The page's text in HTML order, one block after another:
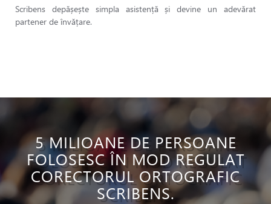
Scribens depășește simpla asistență și devine un adevărat
partener de învățare.
5 MILIOANE DE PERSOANE
FOLOSESC ÎN MOD REGULAT
CORECTORUL ORTOGRAFIC
SCRIBENS.